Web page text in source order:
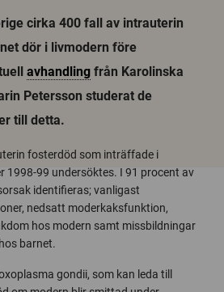
cirka 400 fall av intrauterin
dör i livmodern före
avhandling från Karolinska
Petersson studerat de
till detta.
fosterdöd som inträffade i
1998-99 undersöktes. I 91 procent av
identifieras; vanligast
nedsatt moderkaksfunktion,
hos modern samt missbildningar
barnet.
gondii, som kan leda till